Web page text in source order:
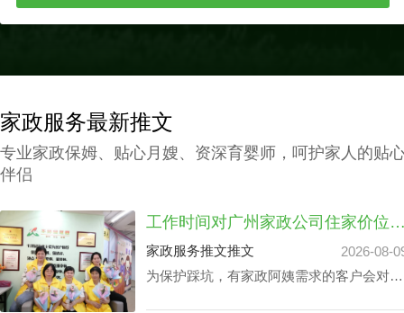
家政服务最新推文
专业家政保姆、贴心月嫂、资深育婴师，呵护家人的贴
伴侣
工作时间对广州家政公司住家
家政服务推文推文
2026-08-
为保护踩坑，有家政阿姨需求的客户会对多